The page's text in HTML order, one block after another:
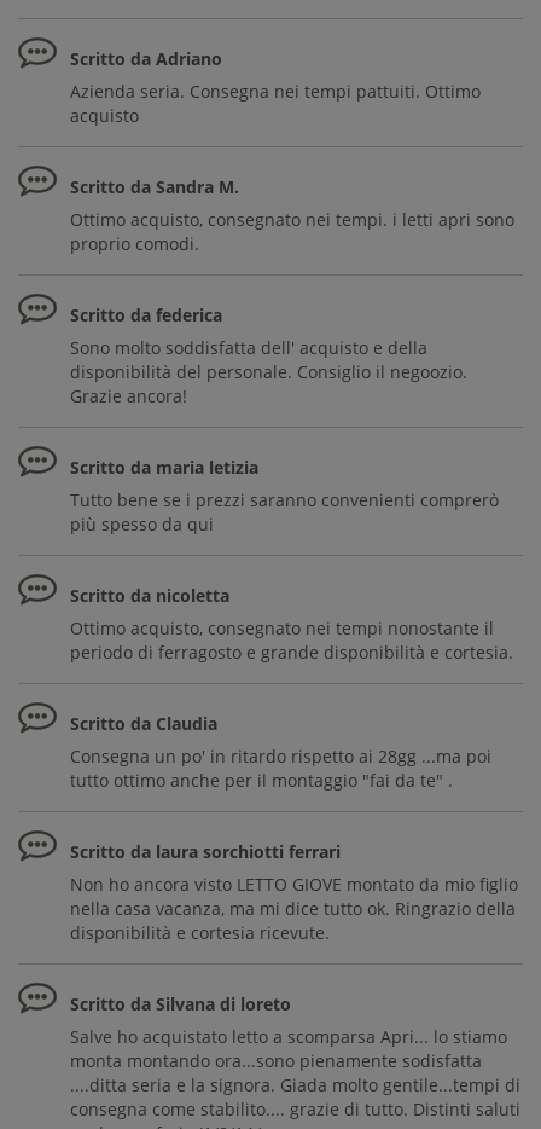
Scritto da Adriano
Azienda seria. Consegna nei tempi pattuiti. Ottimo
acquisto
Scritto da Sandra M.
Ottimo acquisto, consegnato nei tempi. i letti apri sono
proprio comodi.
Scritto da federica
Sono molto soddisfatta dell' acquisto e della
disponibilità del personale. Consiglio il negoozio.
Grazie ancora!
Scritto da maria letizia
Tutto bene se i prezzi saranno convenienti comprerò
più spesso da qui
Scritto da nicoletta
Ottimo acquisto, consegnato nei tempi nonostante il
periodo di ferragosto e grande disponibilità e cortesia.
Scritto da Claudia
Consegna un po' in ritardo rispetto ai 28gg ...ma poi
tutto ottimo anche per il montaggio "fai da te" .
Scritto da laura sorchiotti ferrari
Non ho ancora visto LETTO GIOVE montato da mio figlio
nella casa vacanza, ma mi dice tutto ok. Ringrazio della
disponibilità e cortesia ricevute.
Scritto da Silvana di loreto
Salve ho acquistato letto a scomparsa Apri... lo stiamo
monta montando ora...sono pienamente sodisfatta
....ditta seria e la signora. Giada molto gentile...tempi di
consegna come stabilito.... grazie di tutto. Distinti saluti